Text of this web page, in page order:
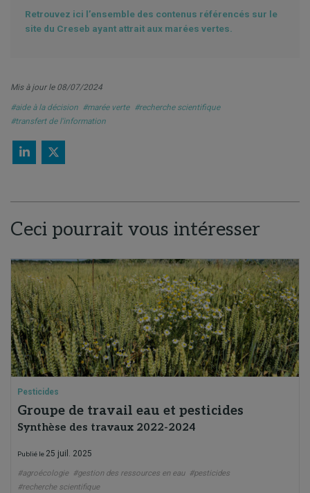
Retrouvez ici l’ensemble des contenus référencés sur le
site du Creseb ayant attrait aux marées vertes.
Mis à jour le 08/07/2024
#aide à la décision #marée verte #recherche scientifique
#transfert de l'information
Ceci pourrait vous intéresser
Pesticides
Groupe de travail eau et pesticides
Synthèse des travaux 2022-2024
Publié le 25 juil. 2025
#agroécologie #gestion des ressources en eau #pesticides
#recherche scientifique